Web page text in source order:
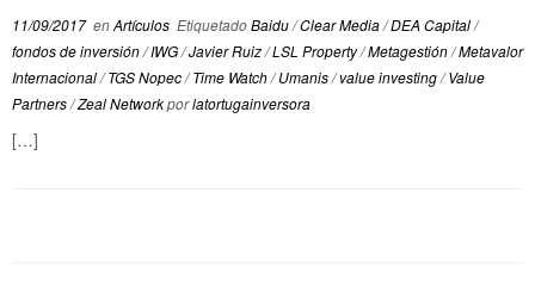
11/09/2017enArtículos EtiquetadoBaidu/Clear Media/DEA Capital/
fondos de inversión/IWG/Javier Ruiz/LSL Property/Metagestión/Metavalor
Internacional/TGS Nopec/Time Watch/Umanis/value investing/Value
Partners/Zeal Networkporlatortugainversora
[…]